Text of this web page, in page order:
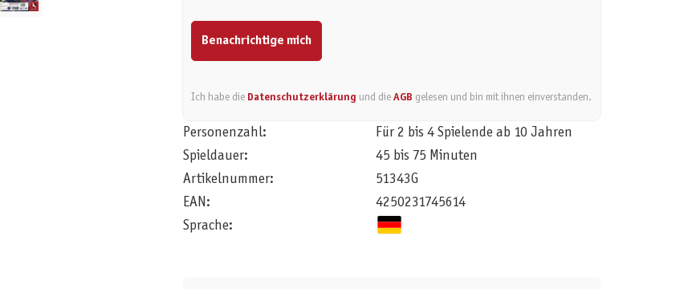
Benachrichtige mich
Ich habe die Datenschutzerklärung und dieAGB gelesen und bin mit ihnen einverstanden.
Personenzahl:
Für 2 bis 4 Spielende ab 10 Jahren
Spieldauer:
45 bis 75 Minuten
Artikelnummer:
51343G
EAN:
4250231745614
Sprache: